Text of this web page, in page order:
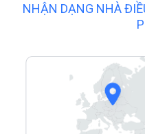
NHẬN DẠNG NHÀ